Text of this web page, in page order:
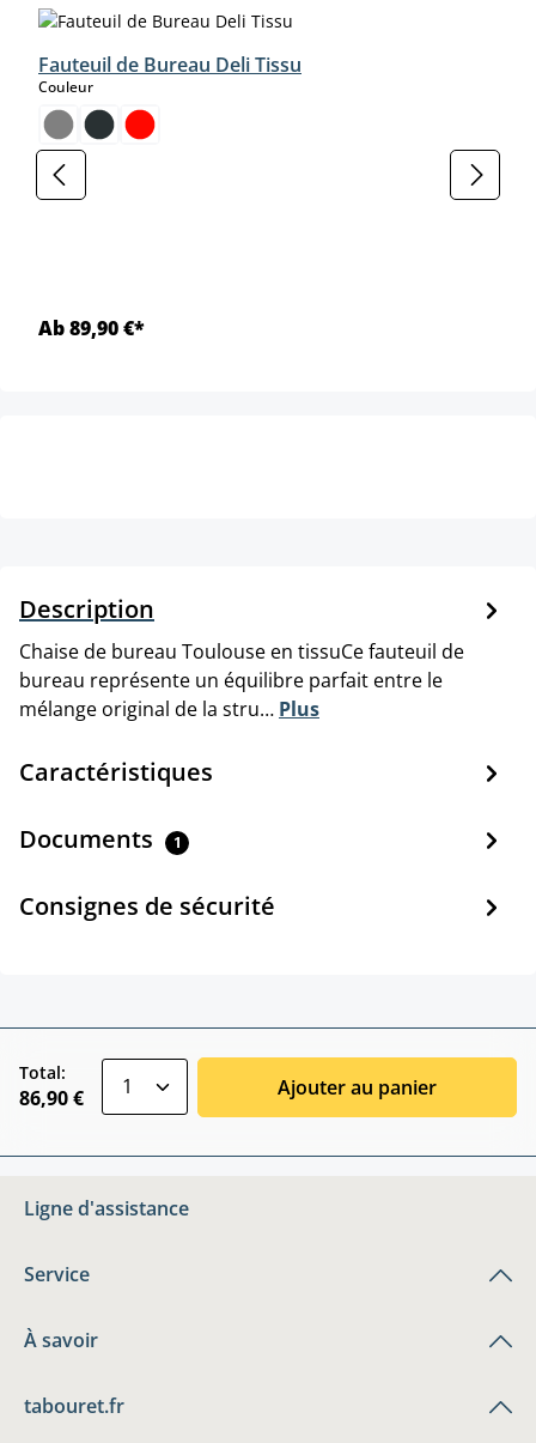
Fauteuil de Bureau Deli Tissu
Couleurselect
Ab 89,90 €*
Description
Chaise de bureau Toulouse en tissuCe fauteuil de
bureau représente un équilibre parfait entre le
mélange original de la stru… Plus
Caractéristiques
Documents 1
Consignes de sécurité
Total:
86,90 € Ajouter au panier
Ligne d'assistance
Service
À savoir
tabouret.fr